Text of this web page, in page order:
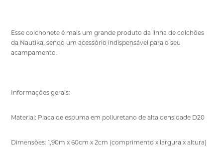
Esse colchonete é mais um grande produto da linha de colchões
da Nautika, sendo um acessório indispensável para o seu
acampamento.
Informações gerais:
Material: Placa de espuma em poliuretano de alta densidade D20
Dimensões: 1,90m x 60cm x 2cm (comprimento x largura x altura)